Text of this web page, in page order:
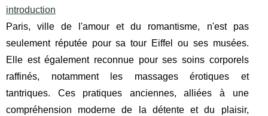
introduction
Paris, ville de l'amour et du romantisme, n'est pas
seulement réputée pour sa tour Eiffel ou ses musées.
Elle est également reconnue pour ses soins corporels
raffinés, notamment les massages érotiques et
tantriques. Ces pratiques anciennes, alliées à une
compréhension moderne de la détente et du plaisir,